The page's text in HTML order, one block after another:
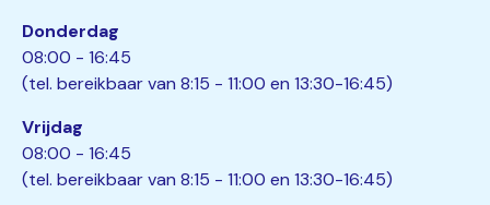
Donderdag
08:00 - 16:45
(tel. bereikbaar van 8:15 - 11:00 en 13:30-16:45)
Vrijdag
08:00 - 16:45
(tel. bereikbaar van 8:15 - 11:00 en 13:30-16:45)